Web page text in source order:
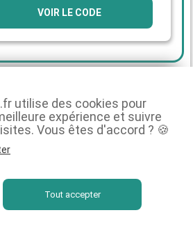
VOIR LE CODE
et pâtées ?
, alternant croquettes et pâtées,
pour combiner les
pour leur excellente
en eau. Pour éviter tout
utilise des cookies pour
expérience et suivre
Vous êtes d'accord ? 🍪
Tout accepter